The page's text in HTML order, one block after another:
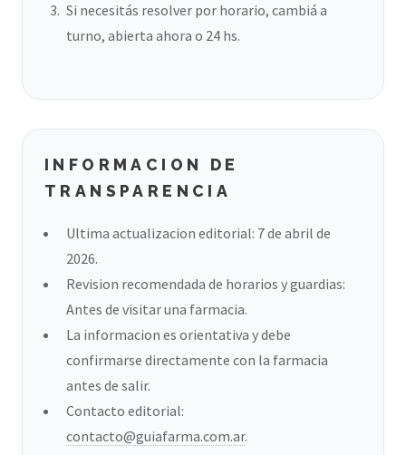
Si necesitás resolver por horario, cambiá a
turno, abierta ahora o 24 hs.
INFORMACION DE
TRANSPARENCIA
Ultima actualizacion editorial: 7 de abril de
2026.
Revision recomendada de horarios y guardias:
Antes de visitar una farmacia.
La informacion es orientativa y debe
confirmarse directamente con la farmacia
antes de salir.
Contacto editorial:
contacto@guiafarma.com.ar.